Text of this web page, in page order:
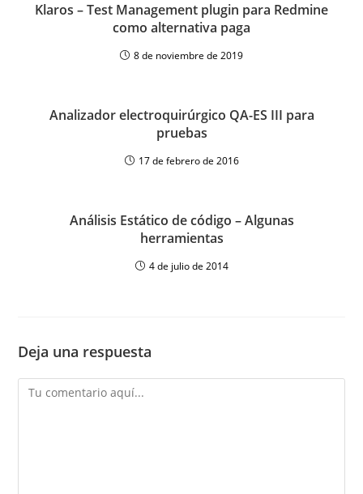
Klaros – Test Management plugin para Redmine
como alternativa paga
8 de noviembre de 2019
Analizador electroquirúrgico QA-ES III para
pruebas
17 de febrero de 2016
Análisis Estático de código – Algunas
herramientas
4 de julio de 2014
Deja una respuesta